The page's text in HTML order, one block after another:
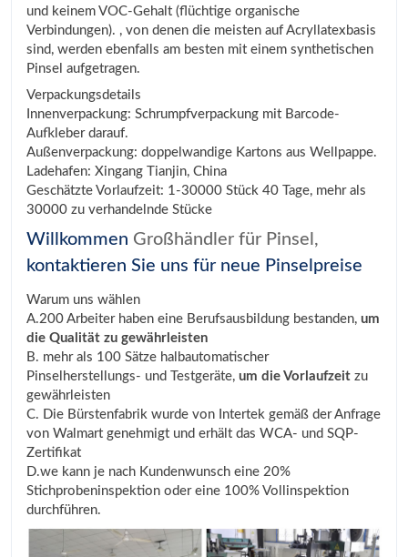
und keinem VOC-Gehalt (flüchtige organische
Verbindungen). , von denen die meisten auf Acryllatexbasis
sind, werden ebenfalls am besten mit einem synthetischen
Pinsel aufgetragen.
Verpackungsdetails
Innenverpackung: Schrumpfverpackung mit Barcode-
Aufkleber darauf.
Außenverpackung: doppelwandige Kartons aus Wellpappe.
Ladehafen: Xingang Tianjin, China
Geschätzte Vorlaufzeit: 1-30000 Stück 40 Tage, mehr als
30000 zu verhandelnde Stücke
Willkommen Großhändler für Pinsel,
kontaktieren Sie uns für neue Pinselpreise
Warum uns wählen
A.200 Arbeiter haben eine Berufsausbildung bestanden, um
die Qualität zu gewährleisten
B. mehr als 100 Sätze halbautomatischer
Pinselherstellungs- und Testgeräte, um die Vorlaufzeit zu
gewährleisten
C. Die Bürstenfabrik wurde von Intertek gemäß der Anfrage
von Walmart genehmigt und erhält das WCA- und SQP-
Zertifikat
D.we kann je nach Kundenwunsch eine 20%
Stichprobeninspektion oder eine 100% Vollinspektion
durchführen.